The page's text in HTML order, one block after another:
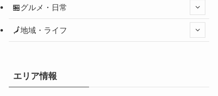
🏪グルメ・日常
🗾地域・ライフ
エリア情報